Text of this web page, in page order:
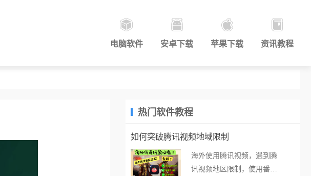
电脑软件 安卓下载 苹果下载 资讯教程
热门软件教程
如何突破腾讯视频地域限制
海外使用腾讯视频，遇到腾
讯视频地区限制，使用番茄